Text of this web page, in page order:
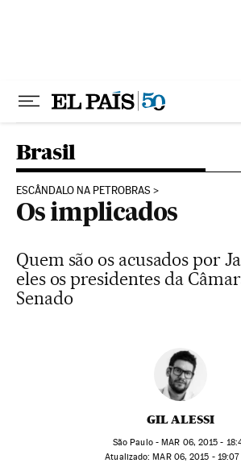
Brasil
ESCÂNDALO NA PETROBRAS
Os implicados
Quem são os acusados por
eles os presidentes da
Senado
GIL ALESSI
São Paulo -MAR 06, 2015 -
atualizado: MAR06, 2015 - 19:07